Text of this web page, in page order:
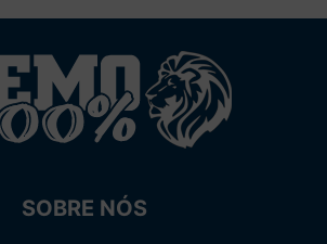
SOBRE NÓS